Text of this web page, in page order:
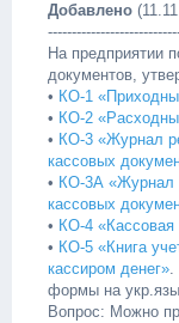
Добавлено
На предприятии
документов,
• КО-1
• КО-2
• КО-3 «Журнал
кассовых
• КО-3А «Журнал
кассовых
• КО-4 «Кассовая
• КО-5 «Книга
кассиром денег».
формы на
Вопрос: Можно